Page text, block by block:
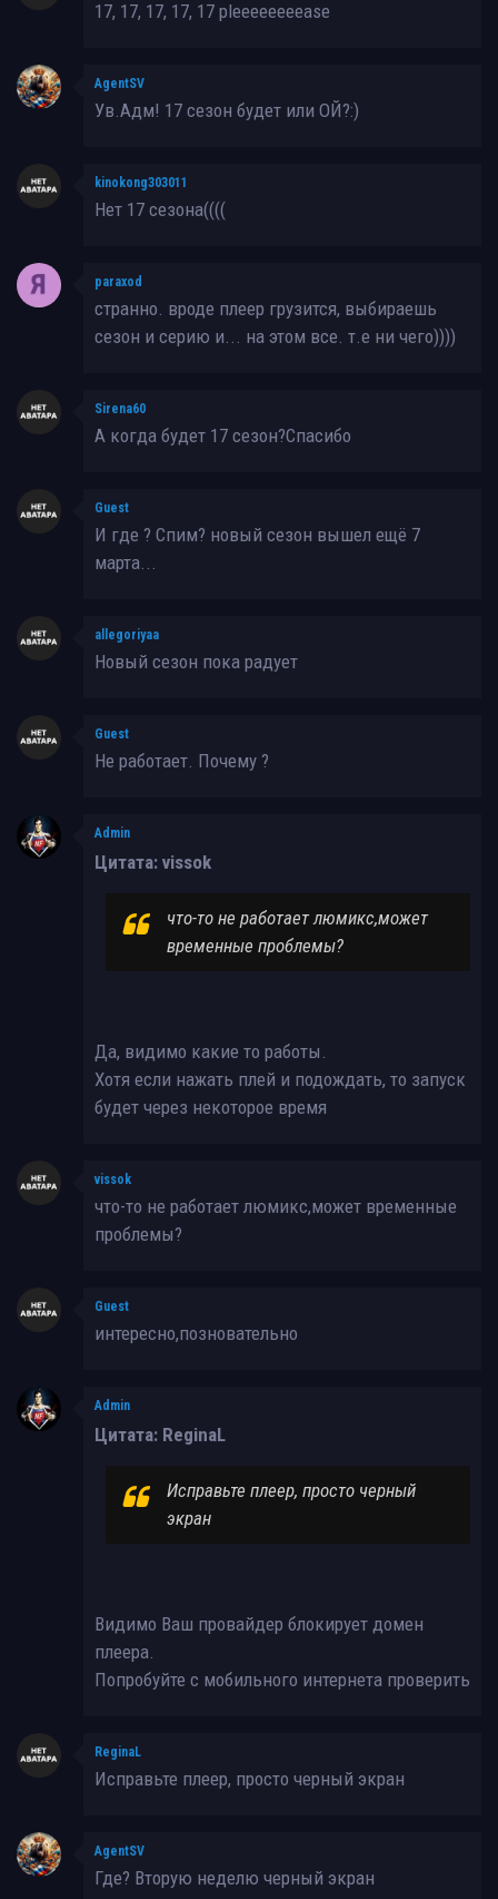
17, 17, 17, 17, 17 pleeeeeeeease
AgentSV
Ув.Адм! 17 сезон будет или ОЙ?:)
kinokong303011
Нет 17 сезона((((
paraxod
странно. вроде плеер грузится, выбираешь
сезон и серию и... на этом все. т.е ни чего))))
Sirena60
А когда будет 17 сезон?Спасибо
Guest
И где ? Спим? новый сезон вышел ещё 7
марта...
allegoriyaa
Новый сезон пока радует
Guest
Не работает. Почему ?
Admin
Цитата: vissok
что-то не работает люмикс,может
временные проблемы?
Да, видимо какие то работы.
Хотя если нажать плей и подождать, то запуск
будет через некоторое время
vissok
что-то не работает люмикс,может временные
проблемы?
Guest
интересно,позновательно
Admin
Цитата: ReginaL
Исправьте плеер, просто черный
экран
Видимо Ваш провайдер блокирует домен
плеера.
Попробуйте с мобильного интернета проверить
ReginaL
Исправьте плеер, просто черный экран
AgentSV
Где? Вторую неделю черный экран